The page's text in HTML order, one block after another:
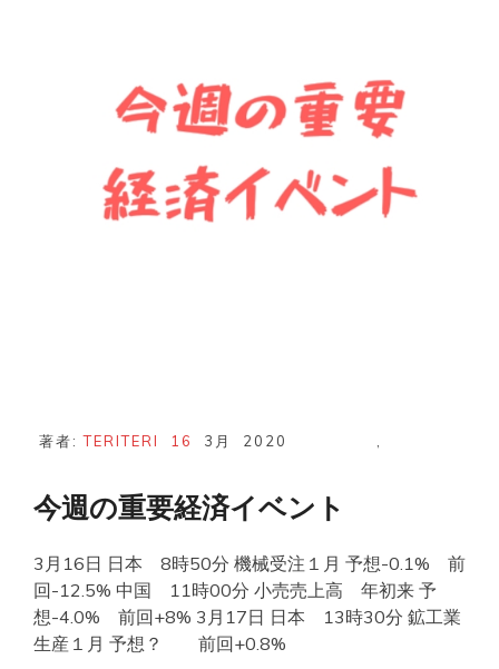
著者:TERITERI 16 3月 2020
今週の重要経済イベント
3月16日 日本 8時50分 機械受注１月 予想-0.1% 前
回-12.5% 中国 11時00分 小売売上高 年初来 予
想-4.0% 前回+8% 3月17日 日本 13時30分 鉱工業
生産１月 予想？ 前回+0.8%